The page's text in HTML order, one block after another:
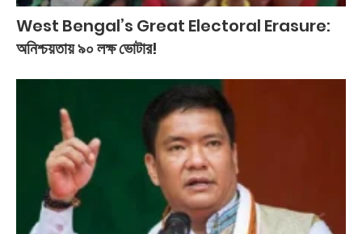
West Bengal’s Great Electoral Erasure:
অনিশ্চয়তায় ৯০ লক্ষ ভোটার!